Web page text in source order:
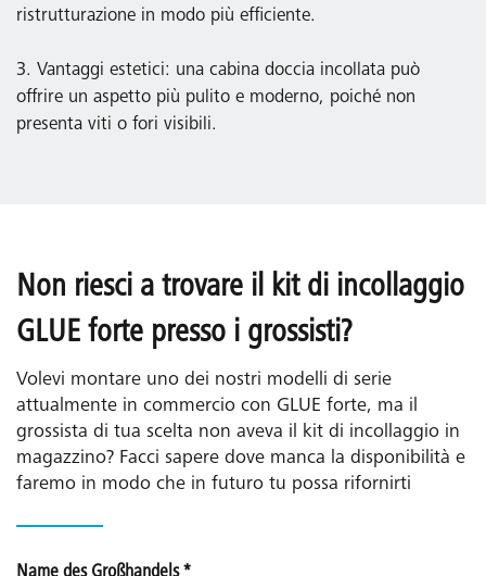
ristrutturazione in modo più efficiente.
3. Vantaggi estetici: una cabina doccia incollata può
offrire un aspetto più pulito e moderno, poiché non
presenta viti o fori visibili.
Non riesci a trovare il kit di incollaggio
GLUE forte presso i grossisti?
Volevi montare uno dei nostri modelli di serie
attualmente in commercio con GLUE forte, ma il
grossista di tua scelta non aveva il kit di incollaggio in
magazzino? Facci sapere dove manca la disponibilità e
faremo in modo che in futuro tu possa rifornirti